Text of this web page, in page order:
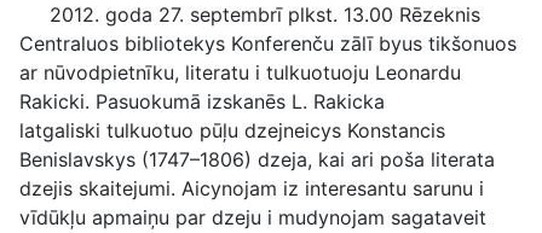
2012. goda 27. septembrī plkst. 13.00 Rēzeknis
Centraluos bibliotekys Konferenču zālī byus tikšonuos
ar nūvodpietnīku, literatu i tulkuotuoju Leonardu
Rakicki. Pasuokumā izskanēs L. Rakicka
latgaliski tulkuotuo pūļu dzejneicys Konstancis
Benislavskys (1747–1806) dzeja, kai ari poša literata
dzejis skaitejumi. Aicynojam iz interesantu sarunu i
vīdūkļu apmaiņu par dzeju i mudynojam sagataveit